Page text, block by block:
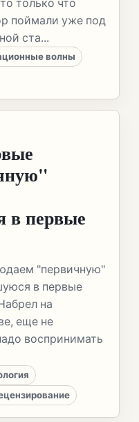
только что
поймали уже под
ста...
волны
в первые
"первичную"
в первые
на
еще не
воспринимать